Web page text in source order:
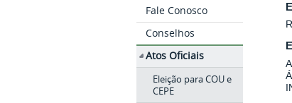
Fale Conosco
Conselhos
Atos Oficiais
Eleição para COU e
CEPE